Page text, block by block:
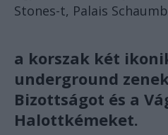
Stones-t, Palais
a korszak két
underground
Bizottságot és a
Halottkémeket.